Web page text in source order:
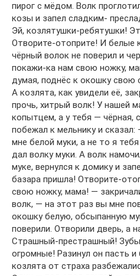
пирог с мёдом. Волк
козы и запел сладким-
Эй, козлятушки-ребятушки!
Отворите-отоприте! И белые
чёрный волок не поверил и
покажи-ка нам свою ножку,
думая, поднёс к окошку свою
А козлята, как увидели её,
прочь, хитрый волк! У нашей
копытцем, а у тебя — чёрная,
побежал к мельнику и
мне белой муки, а не то я
дал волку муки. А волк
муке, вернулся к домику и
базара пришла! Отворите-
свою ножку, мама! —
волк, — на этот раз вы мне
окошку белую, обсыпанную
поверили. Отворили дверь, а
Страшный-престрашный!
огромные! Разинул он пасть
козлята от страха